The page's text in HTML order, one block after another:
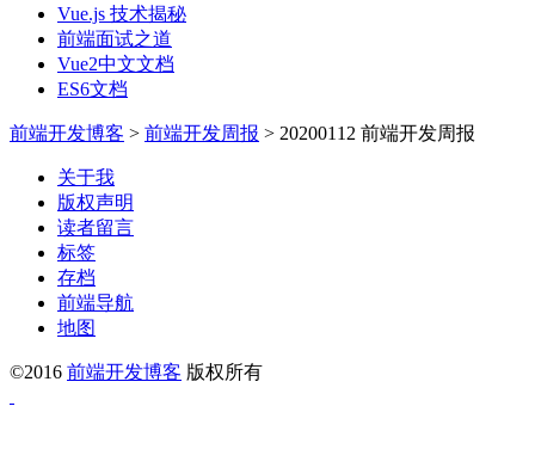
Vue.js 技术揭秘
前端面试之道
Vue2中文文档
ES6文档
前端开发博客 > 前端开发周报 > 20200112 前端开发周报
关于我
版权声明
读者留言
标签
存档
前端导航
地图
©2016 前端开发博客 版权所有